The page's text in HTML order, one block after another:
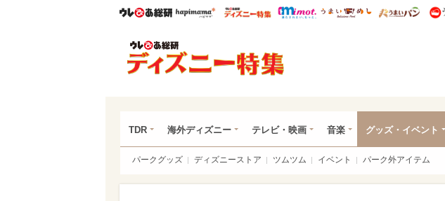
ウレぴあ総研ハピママ* ウレぴあ総研 ディズニー特集
mimot. うまいめし う
TDR 海外ディズニー テレビ・映画 音楽 グッズ・イベント
パークグッズ ディズニーストア ツムツム イベント パーク外アイテム